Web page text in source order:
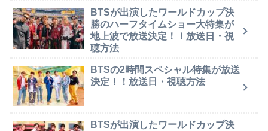
BTSが出演したワールドカップ決
勝のハーフタイムショー大特集が
地上波で放送決定！！放送日・視
聴方法
BTSの2時間スペシャル特集が放送
決定！！放送日・視聴方法
BTSが出演したワールドカップ決